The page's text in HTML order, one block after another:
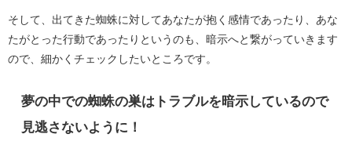
そして、出てきた蜘蛛に対してあなたが抱く感情であったり、あな
たがとった行動であったりというのも、暗示へと繋がっていきます
ので、細かくチェックしたいところです。
夢の中での蜘蛛の巣はトラブルを暗示しているので
見逃さないように！